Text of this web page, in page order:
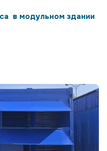
в модульном здании